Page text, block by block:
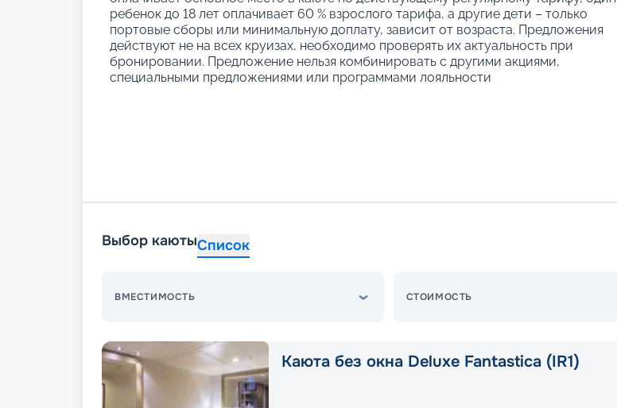
ребенок до 18 лет оплачивает 60 % взрослого тарифа, а другие дети – только
портовые сборы или минимальную доплату, зависит от возраста. Предложения
действуют не на всех круизах, необходимо проверять их актуальность при
бронировании. Предложение нельзя комбинировать с другими акциями,
специальными предложениями или программами лояльности
Выбор каютыСписок
ВМЕСТИМОСТЬ СТОИМОСТЬ
Каюта без окна Deluxe Fantastica (IR1)